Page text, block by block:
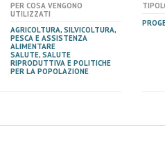
PER COSA VENGONO
UTILIZZATI
AGRICOLTURA, SILVICOLTURA,
PESCA E ASSISTENZA
ALIMENTARE
SALUTE, SALUTE
RIPRODUTTIVA E POLITICHE
PER LA POPOLAZIONE